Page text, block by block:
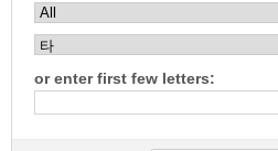
or enter first few letters: